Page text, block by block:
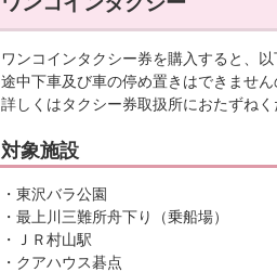
ワンコインタクシー券を購入すると、
途中下車及び車の停め置きはできません
詳しくはタクシー券取扱所におたずねく
対象施設
・東沢バラ公園
・最上川三難所舟下り（乗船場）
・ＪＲ村山駅
・クアハウス碁点